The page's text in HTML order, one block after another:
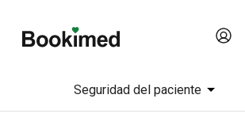
Seguridad del paciente